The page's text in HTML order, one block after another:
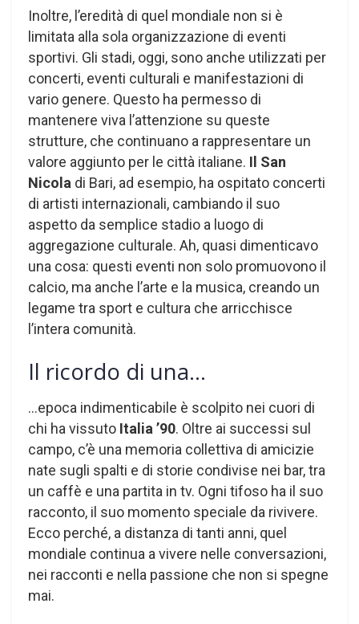
Inoltre, l’eredità di quel mondiale non si è
limitata alla sola organizzazione di eventi
sportivi. Gli stadi, oggi, sono anche utilizzati per
concerti, eventi culturali e manifestazioni di
vario genere. Questo ha permesso di
mantenere viva l’attenzione su queste
strutture, che continuano a rappresentare un
valore aggiunto per le città italiane. Il San
Nicola di Bari, ad esempio, ha ospitato concerti
di artisti internazionali, cambiando il suo
aspetto da semplice stadio a luogo di
aggregazione culturale. Ah, quasi dimenticavo
una cosa: questi eventi non solo promuovono il
calcio, ma anche l’arte e la musica, creando un
legame tra sport e cultura che arricchisce
l’intera comunità.
Il ricordo di una…
…epoca indimenticabile è scolpito nei cuori di
chi ha vissuto Italia ’90. Oltre ai successi sul
campo, c’è una memoria collettiva di amicizie
nate sugli spalti e di storie condivise nei bar, tra
un caffè e una partita in tv. Ogni tifoso ha il suo
racconto, il suo momento speciale da rivivere.
Ecco perché, a distanza di tanti anni, quel
mondiale continua a vivere nelle conversazioni,
nei racconti e nella passione che non si spegne
mai.